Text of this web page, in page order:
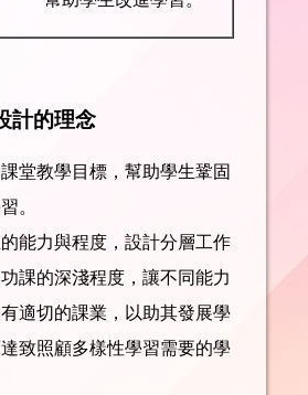
計的理念
堂教學目標，幫助學生鞏固
。
能力與程度，設計分層工作
課的深淺程度，讓不同能力
適切的課業，以助其發展學
致照顧多樣性學習需要的學